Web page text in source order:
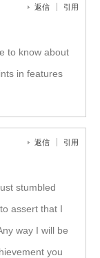
返信 引用
to know about
in features
返信 引用
stumbled
assert that I
way I will be
you